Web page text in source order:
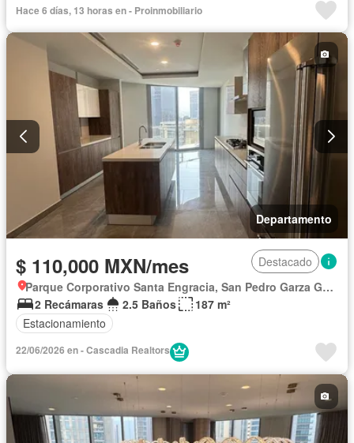
Hace 6 días, 13 horas en - Proinmobiliario
Departamento
$ 110,000 MXN/mes
Destacado
Parque Corporativo Santa Engracia, San Pedro Garza García
2 Recámaras
2.5 Baños
187 m²
Estacionamiento
22/06/2026 en - Cascadia Realtors